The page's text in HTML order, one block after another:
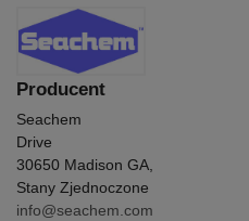
Producent
Seachem
Drive
30650 Madison GA,
Stany Zjednoczone
info@seachem.com